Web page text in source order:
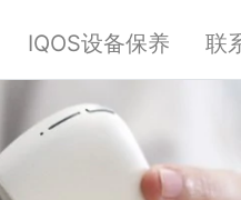
IQOS设备保养 联